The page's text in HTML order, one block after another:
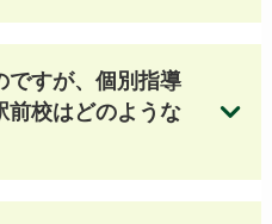
桜丘高等学校
豊島学院高等学校
成徳大学高等学校
ですが、個別指導
前校はどのような